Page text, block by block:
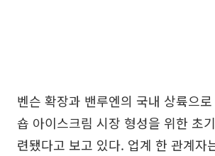
벤슨 확장과 밴루엔의 국내 상륙으
숍 아이스크림 시장 형성을 위한 초
련됐다고 보고 있다. 업계 한 관계자